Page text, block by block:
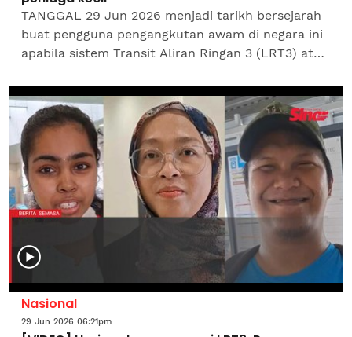
TANGGAL 29 Jun 2026 menjadi tarikh bersejarah
buat pengguna pengangkutan awam di negara ini
apabila sistem Transit Aliran Ringan 3 (LRT3) atau
akhirnya...
Nasional
29 Jun 2026 06:21pm